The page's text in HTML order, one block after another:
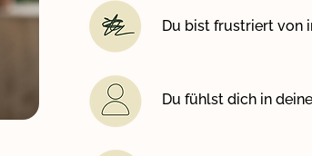
Du bist frustriert von
Du fühlst dich in